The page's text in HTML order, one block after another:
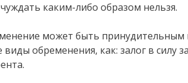
каким-либо образом нельзя.
может быть принудительным
виды обременения, как: залог в силу